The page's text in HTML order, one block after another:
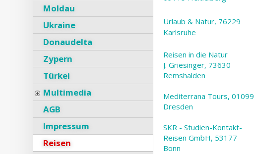
Moldau
Ukraine
Donaudelta
Zypern
Türkei
Multimedia
AGB
Impressum
Reisen
Urlaub & Natur, 76229
Karlsruhe
Reisen in die Natur
J. Griesinger, 73630
Remshalden
Mediterrana Tours, 01099
Dresden
SKR - Studien-Kontakt-
Reisen GmbH, 53177
Bonn